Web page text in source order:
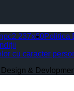
Politica
cu caracter
&